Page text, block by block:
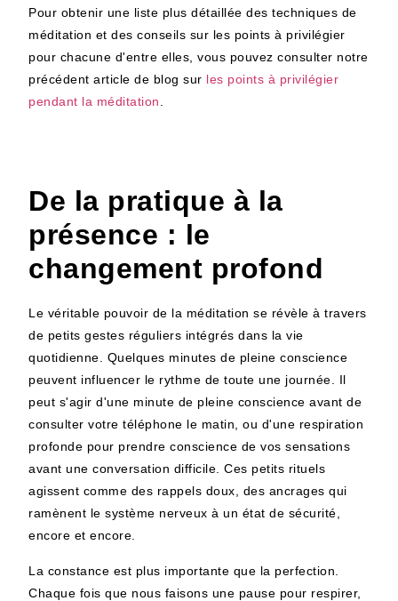
Pour obtenir une liste plus détaillée des techniques de
méditation et des conseils sur les points à privilégier
pour chacune d'entre elles, vous pouvez consulter notre
précédent article de blog sur les points à privilégier
pendant la méditation.
De la pratique à la
présence : le
changement profond
Le véritable pouvoir de la méditation se révèle à travers
de petits gestes réguliers intégrés dans la vie
quotidienne. Quelques minutes de pleine conscience
peuvent influencer le rythme de toute une journée. Il
peut s'agir d'une minute de pleine conscience avant de
consulter votre téléphone le matin, ou d'une respiration
profonde pour prendre conscience de vos sensations
avant une conversation difficile. Ces petits rituels
agissent comme des rappels doux, des ancrages qui
ramènent le système nerveux à un état de sécurité,
encore et encore.
La constance est plus importante que la perfection.
Chaque fois que nous faisons une pause pour respirer,